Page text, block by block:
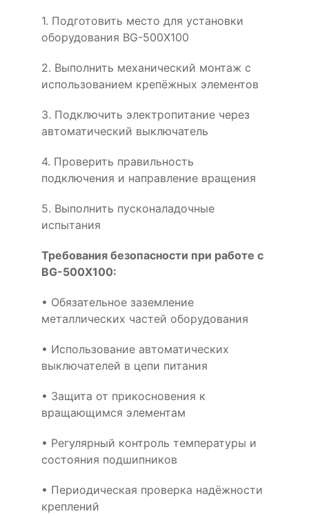
1. Подготовить место для установки
оборудования BG-500X100
2. Выполнить механический монтаж с
использованием крепёжных элементов
3. Подключить электропитание через
автоматический выключатель
4. Проверить правильность
подключения и направление вращения
5. Выполнить пусконаладочные
испытания
Требования безопасности при работе с
BG-500X100:
• Обязательное заземление
металлических частей оборудования
• Использование автоматических
выключателей в цепи питания
• Защита от прикосновения к
вращающимся элементам
• Регулярный контроль температуры и
состояния подшипников
• Периодическая проверка надёжности
креплений